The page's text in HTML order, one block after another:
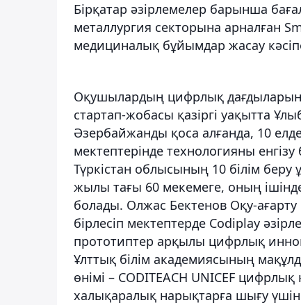
Бірқатар әзірлемелер барынша
металлургия секторына арналған
медициналық бұйымдар жасау
Оқушылардың цифрлық дағдыларын
стартап-жобасы қазіргі уақытта
Әзербайжанды қоса алғанда, 10
мектептерінде технологияны
Түркістан облысының 10 білім
жылы тағы 60 мекемеге, оның
болады. Олжас Бектенов Оқу-ағарту
бірлесіп мектептерде Codiplay
прототиптер арқылы цифрлық
Ұлттық білім академиясының
өнімі – CODITEACH UNICEF
халықаралық нарықтарға шығу